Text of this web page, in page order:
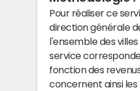
Pour réaliser ce
direction générale
l'ensemble des
service
fonction des
concernent ainsi les